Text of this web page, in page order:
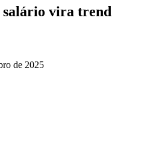
vira trend
de 2025